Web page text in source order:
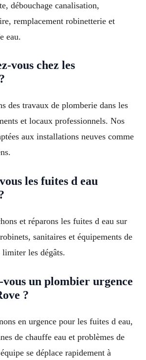
débouchage canalisation,
remplacement robinetterie et
eau.
vous chez les
des travaux de plomberie dans les
et locaux professionnels. Nos
aux installations neuves comme
les fuites d eau
et réparons les fuites d eau sur
sanitaires et équipements de
les dégâts.
vous un plombier urgence
?
en urgence pour les fuites d eau,
de chauffe eau et problèmes de
se déplace rapidement à